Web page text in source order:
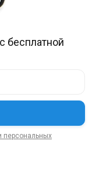
бесплатной
персональных